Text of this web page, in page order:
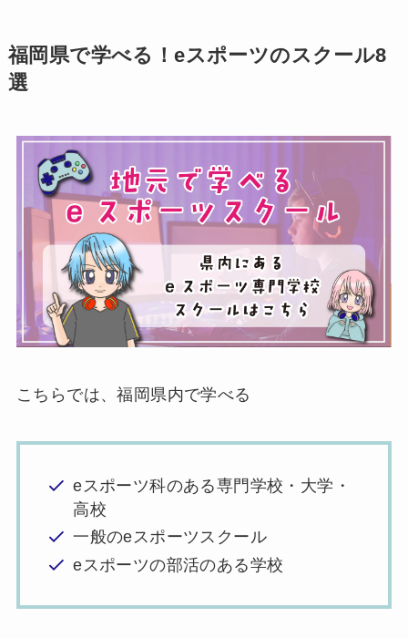
福岡県で学べる！eスポーツのスクール8
選
こちらでは、福岡県内で学べる
eスポーツ科のある専門学校・大学・
高校
一般のeスポーツスクール
eスポーツの部活のある学校